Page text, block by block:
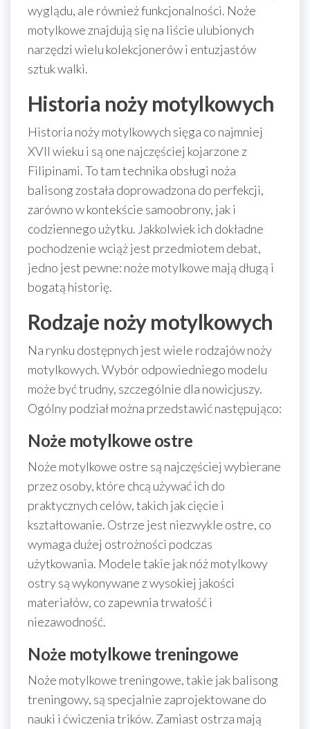
wyglądu, ale również funkcjonalności. Noże
motylkowe znajdują się na liście ulubionych
narzędzi wielu kolekcjonerów i entuzjastów
sztuk walki.
Historia noży motylkowych
Historia noży motylkowych sięga co najmniej
XVII wieku i są one najczęściej kojarzone z
Filipinami. To tam technika obsługi noża
balisong została doprowadzona do perfekcji,
zarówno w kontekście samoobrony, jak i
codziennego użytku. Jakkolwiek ich dokładne
pochodzenie wciąż jest przedmiotem debat,
jedno jest pewne: noże motylkowe mają długą i
bogatą historię.
Rodzaje noży motylkowych
Na rynku dostępnych jest wiele rodzajów noży
motylkowych. Wybór odpowiedniego modelu
może być trudny, szczególnie dla nowicjuszy.
Ogólny podział można przedstawić następująco:
Noże motylkowe ostre
Noże motylkowe ostre są najczęściej wybierane
przez osoby, które chcą używać ich do
praktycznych celów, takich jak cięcie i
kształtowanie. Ostrze jest niezwykle ostre, co
wymaga dużej ostrożności podczas
użytkowania. Modele takie jak nóż motylkowy
ostry są wykonywane z wysokiej jakości
materiałów, co zapewnia trwałość i
niezawodność.
Noże motylkowe treningowe
Noże motylkowe treningowe, takie jak balisong
treningowy, są specjalnie zaprojektowane do
nauki i ćwiczenia trików. Zamiast ostrza mają